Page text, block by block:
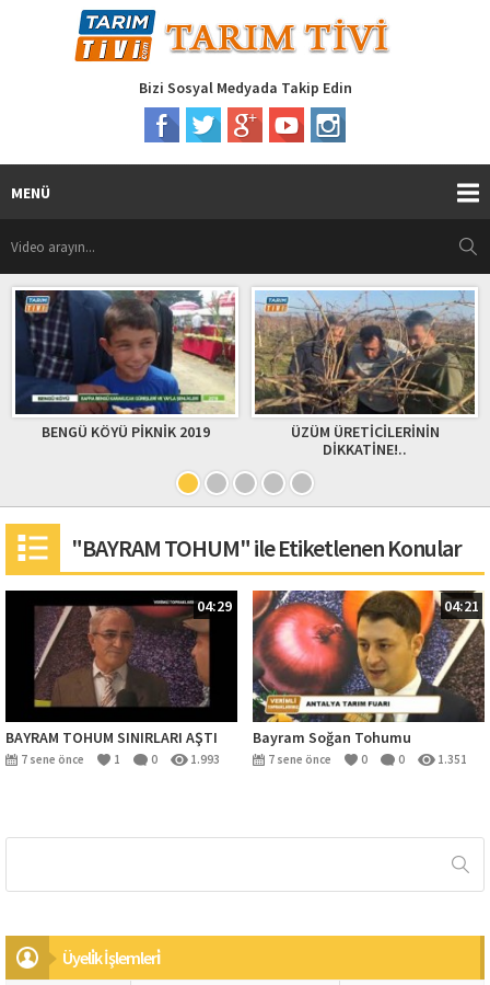
Bizi Sosyal Medyada Takip Edin
MENÜ
KÖYÜ PİKNİK 2019
ÜZÜM ÜRETİCİLERİNİN
DİKKATİNE!..
"BAYRAM TOHUM" ile Etiketlenen Konular
04:29
BAYRAM TOHUM SINIRLARI AŞTI
7 sene önce 1 0 1.993
04:21
Bayram Soğan Tohumu
7 sene önce 0 0 1.351
Üyeli̇k İşlemleri̇